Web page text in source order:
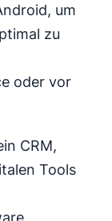
um
zu
oder vor
CRM,
Tools